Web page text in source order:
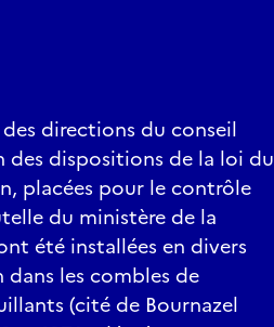
directions du conseil
des dispositions de la loi du
placées pour le contrôle
du ministère de la
été installées en divers
les combles de
(cité de Bournazel